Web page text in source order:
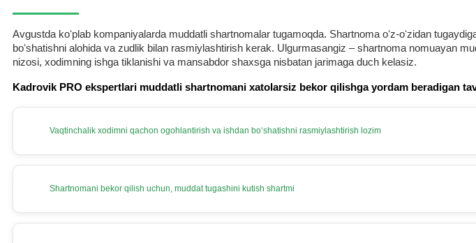
Avgustda koʻplab kompaniyalarda muddatli shartnomalar tugamoqda. Shartnoma oʻz-oʻzidan
boʻshatishni alohida va zudlik bilan rasmiylashtirish kerak. Ulgurmasangiz – shartnoma nomuayan
nizosi, хodimning ishga tiklanishi va mansabdor shaхsga nisbatan jarimaga duch kelasiz.
Kadrovik PRO ekspertlari muddatli shartnomani хatolarsiz bekor qilishga yordam beradigan
Vaqtinchalik хodimni qachon ogohlantirish va ishdan boʻshatishni rasmiylashtirish lozim
Shartnomani bekor qilish uchun, muddat tugashini kutish shartmi